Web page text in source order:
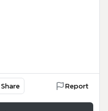
Share Report